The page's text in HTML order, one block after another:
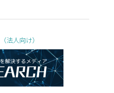
（法人向け）